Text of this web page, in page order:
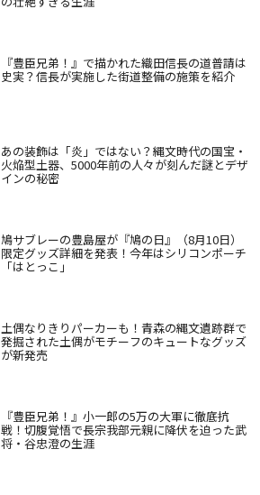
『豊臣兄弟！』で描かれた織田信長の道普請は
史実？信長が実施した街道整備の施策を紹介
あの装飾は「炎」ではない？縄文時代の国宝・
火焔型土器、5000年前の人々が刻んだ謎とデザ
インの秘密
鳩サブレーの豊島屋が『鳩の日』（8月10日）
限定グッズ詳細を発表！今年はシリコンポーチ
「はとっこ」
土偶なりきりパーカーも！青森の縄文遺跡群で
発掘された土偶がモチーフのキュートなグッズ
が新発売
『豊臣兄弟！』小一郎の5万の大軍に徹底抗
戦！切腹覚悟で長宗我部元親に降伏を迫った武
将・谷忠澄の生涯